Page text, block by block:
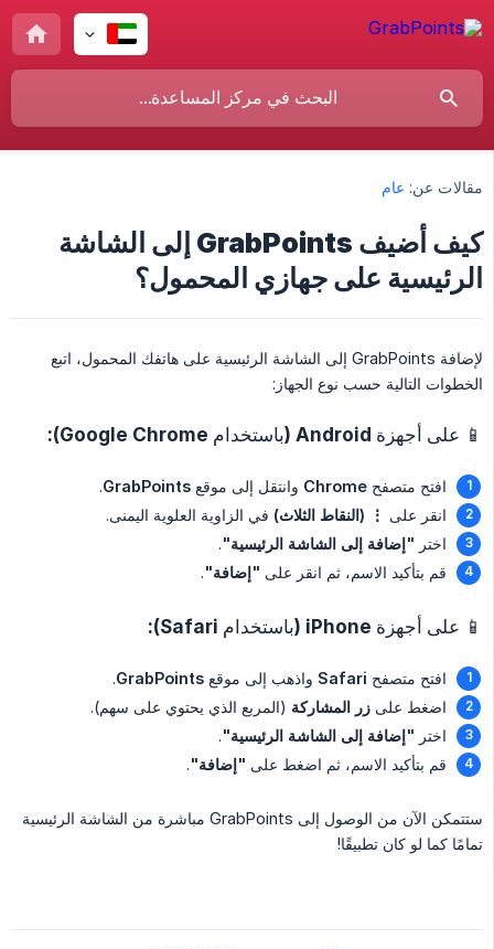
مقالات عن: عام
كيف أضيف GrabPoints إلى الشاشة
الرئيسية على جهازي المحمول؟
لإضافة GrabPoints إلى الشاشة الرئيسية على هاتفك المحمول، اتبع
الخطوات التالية حسب نوع الجهاز:
📱 على أجهزة Android (باستخدام Google Chrome):
افتح متصفح Chrome وانتقل إلى موقع GrabPoints
.
انقر على ⋮ (النقاط الثلاث) في الزاوية العلوية اليمنى.
اختر "إضافة إلى الشاشة الرئيسية".
قم بتأكيد الاسم، ثم انقر على "إضافة".
📱 على أجهزة iPhone (باستخدام Safari):
افتح متصفح Safari واذهب إلى موقع GrabPoints
.
اضغط على زر المشاركة (المربع الذي يحتوي على سهم).
اختر "إضافة إلى الشاشة الرئيسية".
قم بتأكيد الاسم، ثم اضغط على "إضافة".
ستتمكن الآن من الوصول إلى GrabPoints مباشرة من الشاشة الرئيسية
تمامًا كما لو كان تطبيقًا!